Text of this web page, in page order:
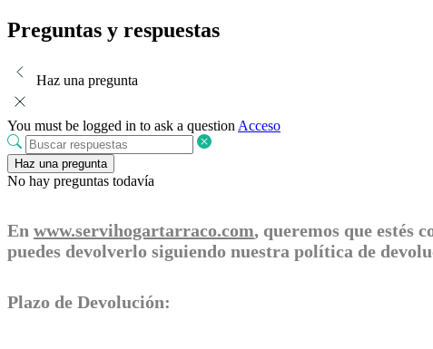
Preguntas y respuestas
Haz una pregunta
You must be logged in to ask a questionAcceso
Haz una pregunta
No hay preguntas todavía
En www.servihogartarraco.com, queremos que estés
puedes devolverlo siguiendo nuestra política de
Plazo de Devolución: